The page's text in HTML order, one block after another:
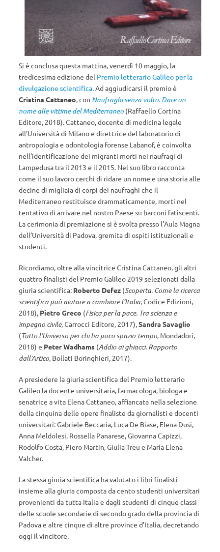
Si è conclusa questa mattina, venerdì 10 maggio, la
tredicesima edizione del Premio letterario Galileo per la
divulgazione scientifica. Ad aggiudicarsi il premio è
Cristina Cattaneo, con Naufraghi senza volto. Dare un
nome alle vittime del Mediterraneo (Raffaello Cortina
Editore, 2018). Cattaneo, docente di medicina legale
all’Università di Milano e direttrice del laboratorio di
antropologia e odontologia forense Labanof, è coinvolta
nell’identificazione dei migranti morti nei naufragi di
Lampedusa tra il 2013 e il 2015. Nel suo libro racconta
come il suo lavoro cerchi di ridare un nome e una storia alle
decine di migliaia di corpi dei naufraghi che il
Mediterraneo restituisce drammaticamente, morti nel
tentativo di arrivare nel nostro Paese su barconi fatiscenti.
La cerimonia di premiazione si è svolta presso l’Aula Magna
dell’Università di Padova, gremita di ospiti istituzionali e
studenti.
Ricordiamo, oltre alla vincitrice Cristina Cattaneo, gli altri
quattro finalisti del Premio Galileo 2019 selezionati dalla
giuria scientifica: Roberto Defez (Scoperta. Come la ricerca
scientifica può aiutare a cambiare l’Italia, Codice Edizioni,
2018), Pietro Greco (Fisica per la pace. Tra scienza e
impegno civile, Carrocci Editore, 2017),Sandra Savaglio
(Tutto l’Universo per chi ha poco spazio-tempo, Mondadori,
2018) e Peter Wadhams (Addio ai ghiacci. Rapporto
dall’Artico, Bollati Boringhieri, 2017).
A presiedere la giuria scientifica del Premio letterario
Galileo la docente universitaria, farmacologa, biologa e
senatrice a vita Elena Cattaneo, affiancata nella selezione
della cinquina delle opere finaliste da giornalisti e docenti
universitari: Gabriele Beccaria, Luca De Biase, Elena Dusi,
Anna Meldolesi, Rossella Panarese, Giovanna Capizzi,
Rodolfo Costa, Piero Martin, Giulia Treu e Maria Elena
Valcher.
La stessa giuria scientifica ha valutato i libri finalisti
insieme alla giuria composta da cento studenti universitari
provenienti da tutta Italia e dagli studenti di cinque classi
delle scuole secondarie di secondo grado della provincia di
Padova e altre cinque di altre province d’Italia, decretando
oggi il vincitore.